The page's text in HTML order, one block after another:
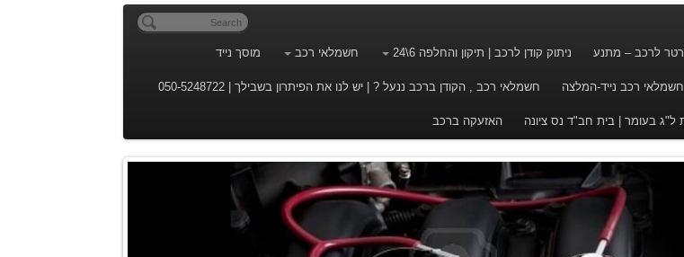
לרכב – מתנע ניתוק קודן לרכב | תיקון והחלפה 6\24 חשמלאי רכב מוסך נייד
חשמלאי רכב נייד-המלצה חשמלאי רכב , הקודן ברכב ננעל ? | יש לנו את הפיתרון בשבילך | 050-5248722
ל"ג בעומר | בית חב"ד נס ציונה האזעקה ברכב